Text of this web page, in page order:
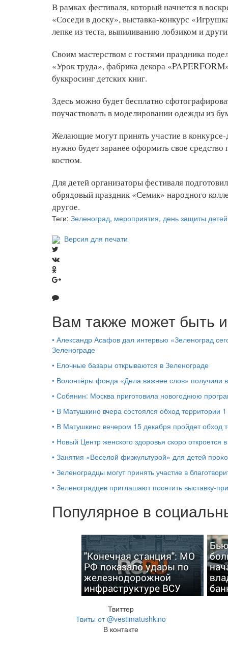
В рамках фестиваля, который начнется в
«Соседи в доску», выставка-конкурс
лепке из теста, выпиливанию лобзиком и
Своим мастерством с гостями праздника
«Урок труда», фабрика декора
буккросинг детских книг.
Здесь можно будет бесплатно
поучаствовать в моделировании одежды из
Желающие могут принять участие в
нужно будет заранее оформить свое
костюм.
Для детей организаторы фестиваля
обрядовый праздник «Семик» народного
другое.
Теги: Зеленоград, мероприятия, день защиты детей
Версия для печати
Вам также может быть
• Александр Асафов дал интервью «Зеленоград
Зеленограде
• Елочные базары открываются в Зеленограде
• Волонтёры фонда «Дела важнее слов»
• Собянин: Москва приготовила новогоднюю
• В Матушкино вчера состоялся обход территории
• В Матушкино вечером 15 декабря пройдет обход
• Новый Центр женского здоровья скоро откроется
• Занятия «Веселой физкультурой» для детей
• Зеленоградцы могут принять участие в
• Зеленоградцев приглашают посетить выставку-
Популярное в
"Конечная станция": МО
РФ показало удары по
железнодорожной
инфраструктуре ВСУ
Твиттер
Твиты от @vestimatushkino
В контакте